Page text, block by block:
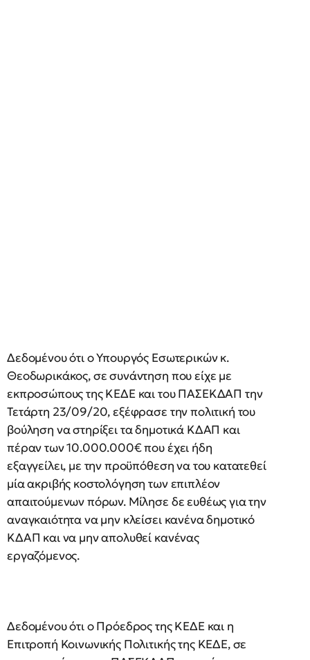
Δεδομένου ότι ο Υπουργός Εσωτερικών κ.
Θεοδωρικάκος, σε συνάντηση που είχε με
εκπροσώπους της ΚΕΔΕ και του ΠΑΣΕΚΔΑΠ την
Τετάρτη 23/09/20, εξέφρασε την πολιτική του
βούληση να στηρίξει τα δημοτικά ΚΔΑΠ και
πέραν των 10.000.000€ που έχει ήδη
εξαγγείλει, με την προϋπόθεση να του κατατεθεί
μία ακριβής κοστολόγηση των επιπλέον
απαιτούμενων πόρων. Μίλησε δε ευθέως για την
αναγκαιότητα να μην κλείσει κανένα δημοτικό
ΚΔΑΠ και να μην απολυθεί κανένας
εργαζόμενος.
Δεδομένου ότι ο Πρόεδρος της ΚΕΔΕ και η
Επιτροπή Κοινωνικής Πολιτικής της ΚΕΔΕ, σε